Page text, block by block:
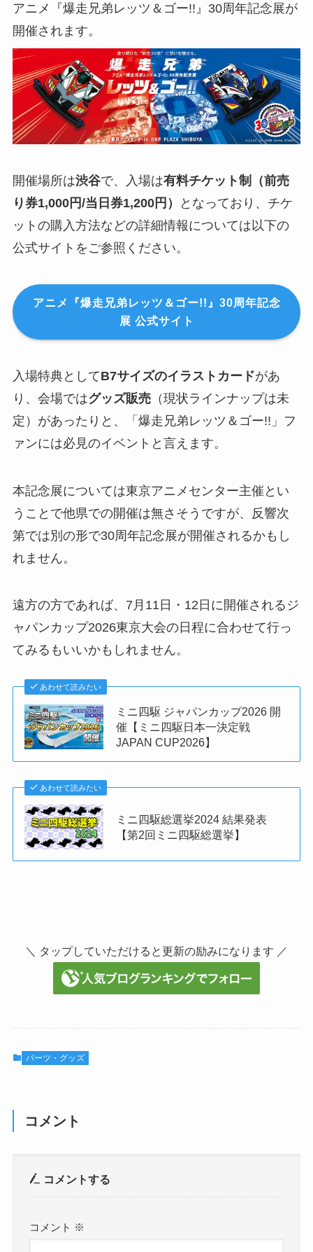
アニメ『爆走兄弟レッツ＆ゴー!!』30周年記念展が
開催されます。
開催場所は渋谷で、入場は有料チケット制（前売
り券1,000円/当日券1,200円）
となっており、チケ
ットの購入方法などの詳細情報については以下の
公式サイトをご参照ください。
アニメ『爆走兄弟レッツ＆ゴー!!』30周年記念
展 公式サイト
入場特典としてB7サイズのイラストカードがあ
り、会場ではグッズ販売（現状ラインナップは未
定）があったりと、「爆走兄弟レッツ＆ゴー!!」フ
ァンには必見のイベントと言えます。
本記念展については東京アニメセンター主催とい
うことで他県での開催は無さそうですが、反響次
第では別の形で30周年記念展が開催されるかもし
れません。
遠方の方であれば、7月11日・12日に開催されるジ
ャパンカップ2026東京大会の日程に合わせて行っ
てみるもいいかもしれません。
あわせて読みたい
ミニ四駆 ジャパンカップ2026 開
催【ミニ四駆日本一決定戦
JAPAN CUP2026】
あわせて読みたい
ミニ四駆総選挙2024 結果発表
【第2回ミニ四駆総選挙】
＼ タップしていただけると更新の励みになります ／
パーツ・グッズ
コメント
コメントする
コメント ※